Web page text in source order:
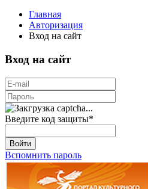
Главная
Авторизация
Вход на сайт
Вход на сайт
Введите код защиты*
Войти
Вспомнить пароль